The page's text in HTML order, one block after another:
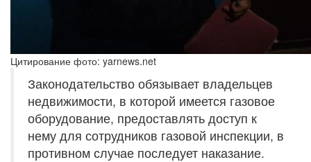
Цитирование фото: yarnews.net
Законодательство обязывает владельцев
недвижимости, в которой имеется газовое
оборудование, предоставлять доступ к
нему для сотрудников газовой инспекции, в
противном случае последует наказание.